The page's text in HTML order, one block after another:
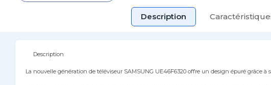
Description
Description
La nouvelle génération de téléviseur SAMSUNG UE46F6320 offre un design épuré grâce à